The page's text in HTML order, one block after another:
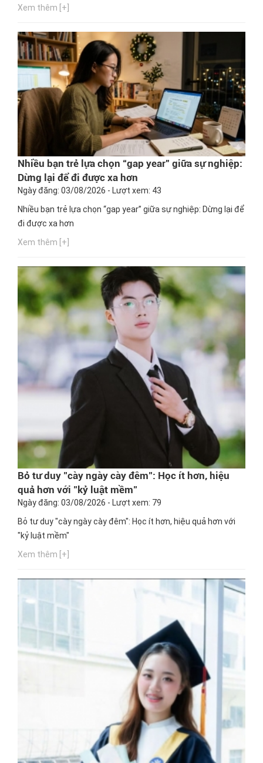
Xem thêm [+]
Nhiều bạn trẻ lựa chọn “gap year” giữa sự nghiệp:
Dừng lại để đi được xa hơn
Ngày đăng: 03/08/2026 - Lượt xem: 43
Nhiều bạn trẻ lựa chọn “gap year” giữa sự nghiệp: Dừng lại để
đi được xa hơn
Xem thêm [+]
Bỏ tư duy "cày ngày cày đêm": Học ít hơn, hiệu
quả hơn với "kỷ luật mềm"
Ngày đăng: 03/08/2026 - Lượt xem: 79
Bỏ tư duy "cày ngày cày đêm": Học ít hơn, hiệu quả hơn với
"kỷ luật mềm"
Xem thêm [+]